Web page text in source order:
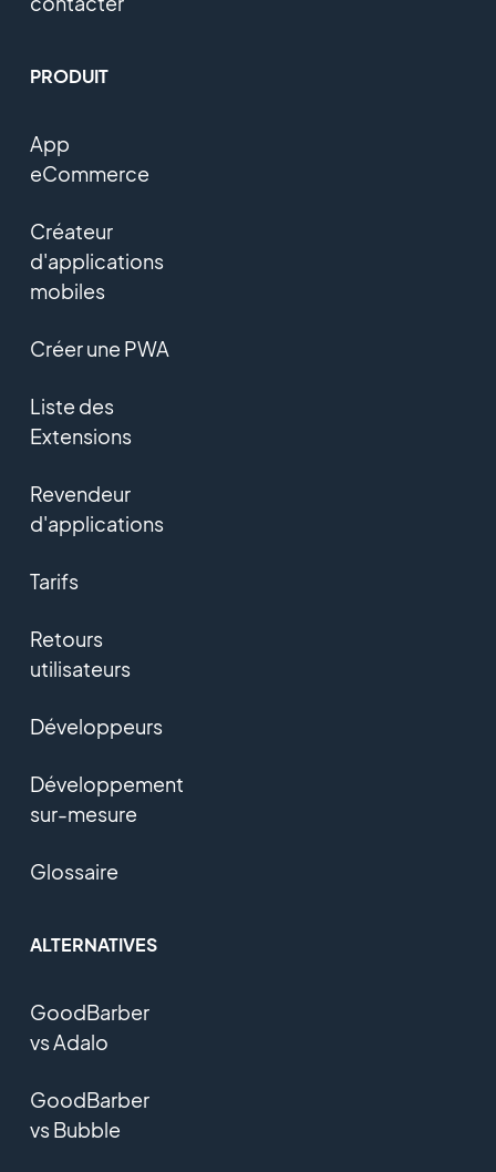
PRODUIT
App
eCommerce
Créateur
d'applications
mobiles
Créer une PWA
Liste des
Extensions
Revendeur
d'applications
Tarifs
Retours
utilisateurs
Développeurs
Développement
sur-mesure
Glossaire
ALTERNATIVES
GoodBarber
vs Adalo
GoodBarber
vs Bubble